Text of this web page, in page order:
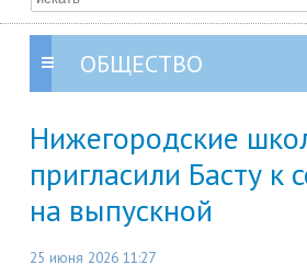
ОБЩЕСТВО
Нижегородские
пригласили Басту к
на выпускной
25 июня 2026 11:27